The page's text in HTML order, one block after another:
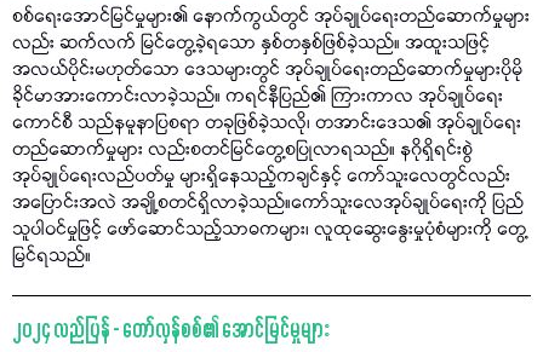
စစ်ရေးအောင်မြင်မှုများ၏ နောက်ကွယ်တွင် အုပ်ချုပ်ရေးတည်ဆောက်မှုများ
လည်း ဆက်လက် မြင်တွေ့ခဲ့ရသော နှစ်တနှစ်ဖြစ်ခဲ့သည်။ အထူးသဖြင့်
အလယ်ပိုင်းမဟုတ်သော ဒေသများတွင် အုပ်ချုပ်ရေးတည်ဆောက်မှုများပိုမို
ခိုင်မာအားကောင်းလာခဲ့သည်။ ကရင်နီပြည်၏ ကြားကာလ အုပ်ချုပ်ရေး
ကောင်စီ သည်နမူနာပြစရာ တခုဖြစ်ခဲ့သလို၊ တအာင်းဒေသ၏ အုပ်ချုပ်ရေး
တည်ဆောက်မှုများ လည်းစတင်မြင်တွေ့စပြုလာရသည်။ နဂိုရှိရင်းစွဲ
အုပ်ချုပ်ရေးလည်ပတ်မှု များရှိနေသည့်ကချင်နှင့် ကော်သူးလေတွင်လည်း
အပြောင်းအလဲ အချို့စတင်ရှိလာခဲ့သည်။ကော်သူးလေအုပ်ချုပ်ရေးကို ပြည်
သူပါဝင်မှုဖြင့် ဖော်ဆောင်သည့်သာဓကများ၊ လူထုဆွေးနွေးမှုပုံစံများကို တွေ့
မြင်ရသည်။
၂၀၂၄ လည်ပြန် - တော်လှန်စစ်၏ အောင်မြင်မှုများ